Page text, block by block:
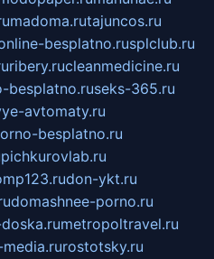
madoma.rutajuncos.ru
besplatno.rusplclub.ru
ribery.rucleanmedicine.ru
besplatno.ruseks-365.ru
avtomaty.ru
besplatno.ru
pichkurovlab.ru
don-ykt.ru
domashnee-porno.ru
metropoltravel.ru
rostotsky.ru